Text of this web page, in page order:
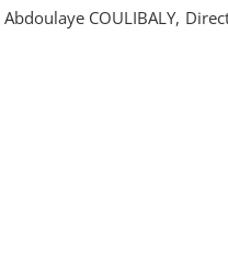
COULIBALY,